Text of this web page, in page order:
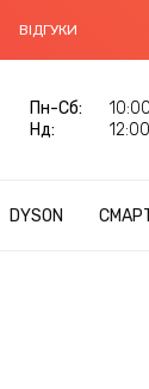
ВІДГУКИ
Пн-Cб:
Нд:
DYSON